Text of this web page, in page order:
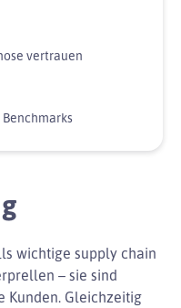
vertrauen
wichtige supply chain
– sie sind
Kunden. Gleichzeitig